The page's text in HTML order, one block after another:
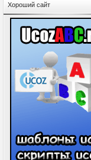
Хороший сайт